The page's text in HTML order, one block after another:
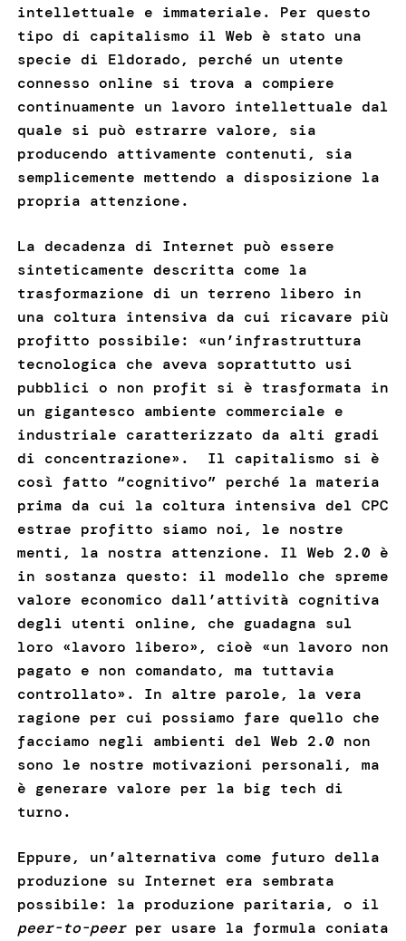
intellettuale e immateriale. Per questo
tipo di capitalismo il Web è stato una
specie di Eldorado, perché un utente
connesso online si trova a compiere
continuamente un lavoro intellettuale dal
quale si può estrarre valore, sia
producendo attivamente contenuti, sia
semplicemente mettendo a disposizione la
propria attenzione.
La decadenza di Internet può essere
sinteticamente descritta come la
trasformazione di un terreno libero in
una coltura intensiva da cui ricavare più
profitto possibile: «un’infrastruttura
tecnologica che aveva soprattutto usi
pubblici o non profit si è trasformata in
un gigantesco ambiente commerciale e
industriale caratterizzato da alti gradi
di concentrazione». Il capitalismo si è
così fatto “cognitivo” perché la materia
prima da cui la coltura intensiva del CPC
estrae profitto siamo noi, le nostre
menti, la nostra attenzione. Il Web 2.0 è
in sostanza questo: il modello che spreme
valore economico dall’attività cognitiva
degli utenti online, che guadagna sul
loro «lavoro libero», cioè «un lavoro non
pagato e non comandato, ma tuttavia
controllato». In altre parole, la vera
ragione per cui possiamo fare quello che
facciamo negli ambienti del Web 2.0 non
sono le nostre motivazioni personali, ma
è generare valore per la big tech di
turno.
Eppure, un’alternativa come futuro della
produzione su Internet era sembrata
possibile: la produzione paritaria, o il
peer-to-peerper usare la formula coniata